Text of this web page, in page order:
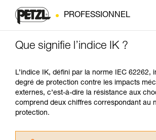
PROFESSIONNEL
Que signifie l’indice IK ?
L’indice IK, défini par la norme IEC 62262,
degré de protection contre les impacts
externes, c’est-à-dire la résistance aux
comprend deux chiffres correspondant au
protection.